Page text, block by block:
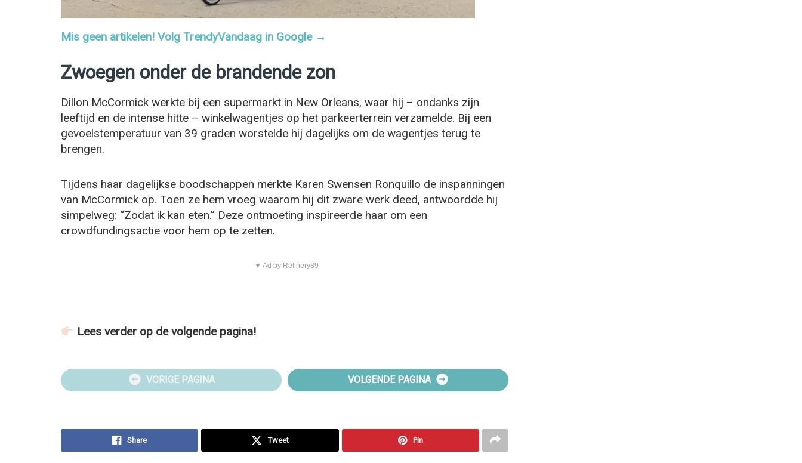
Mis geen artikelen! Volg TrendyVandaag in Google →
Zwoegen onder de brandende zon
Dillon McCormick werkte bij een supermarkt in New Orleans, waar hij – ondanks zijn
leeftijd en de intense hitte – winkelwagentjes op het parkeerterrein verzamelde. Bij een
gevoelstemperatuur van 39 graden worstelde hij dagelijks om de wagentjes terug te
brengen.
Tijdens haar dagelijkse boodschappen merkte Karen Swensen Ronquillo de inspanningen
van McCormick op. Toen ze hem vroeg waarom hij dit zware werk deed, antwoordde hij
simpelweg: “Zodat ik kan eten.” Deze ontmoeting inspireerde haar om een
crowdfundingsactie voor hem op te zetten.
▼ Ad by Refinery89
Lees verder op de volgende pagina!
VORIGE PAGINA VOLGENDE PAGINA
Share Tweet Pin